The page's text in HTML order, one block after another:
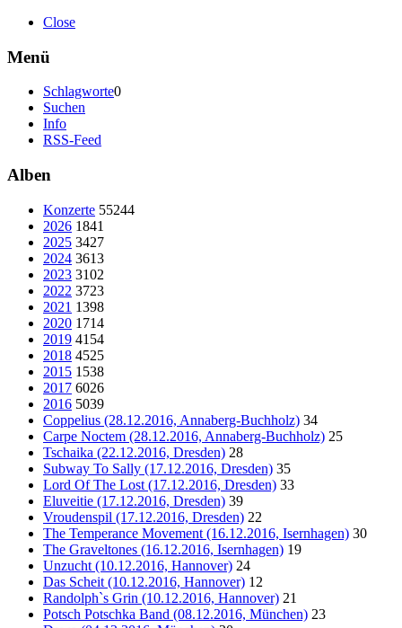
Close
Menü
Schlagworte0
Suchen
Info
RSS-Feed
Alben
Konzerte 55244
2026 1841
2025 3427
2024 3613
2023 3102
2022 3723
2021 1398
2020 1714
2019 4154
2018 4525
2015 1538
2017 6026
2016 5039
Coppelius (28.12.2016, Annaberg-Buchholz) 34
Carpe Noctem (28.12.2016, Annaberg-Buchholz) 25
Tschaika (22.12.2016, Dresden) 28
Subway To Sally (17.12.2016, Dresden) 35
Lord Of The Lost (17.12.2016, Dresden) 33
Eluveitie (17.12.2016, Dresden) 39
Vroudenspil (17.12.2016, Dresden) 22
The Temperance Movement (16.12.2016, Isernhagen) 30
The Graveltones (16.12.2016, Isernhagen) 19
Unzucht (10.12.2016, Hannover) 24
Das Scheit (10.12.2016, Hannover) 12
Randolph`s Grin (10.12.2016, Hannover) 21
Potsch Potschka Band (08.12.2016, München) 23